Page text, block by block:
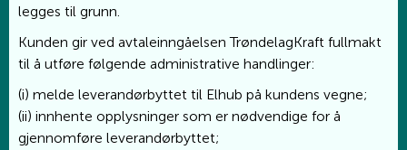
legges til grunn.
Kunden gir ved avtaleinngåelsen TrøndelagKraft fullmakt
til å utføre følgende administrative handlinger:
(i) melde leverandørbyttet til Elhub på kundens vegne;
(ii) innhente opplysninger som er nødvendige for å
gjennomføre leverandørbyttet;